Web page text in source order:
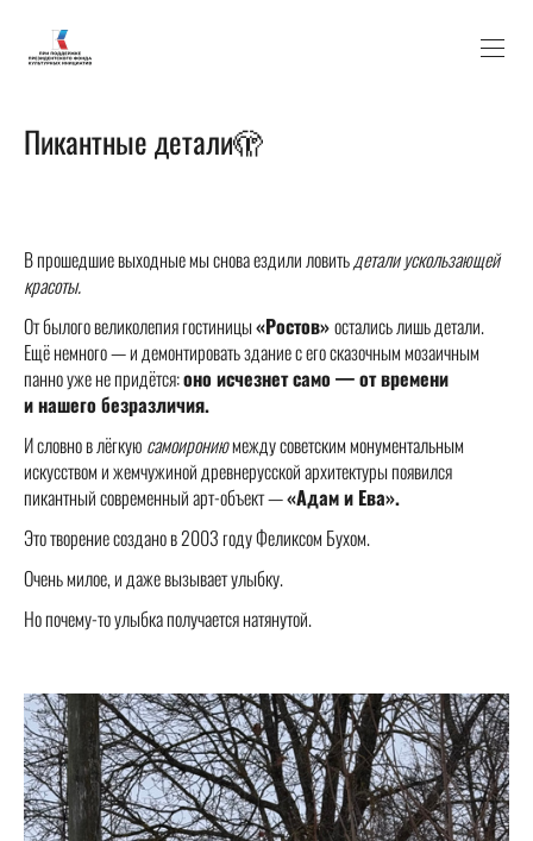
Пикантные детали🫣
В прошедшие выходные мы снова ездили ловитьдетали ускользающей
красоты.
От былого великолепия гостиницы«Ростов»остались лишь детали.
Ещё немного — и демонтировать здание с его сказочным мозаичным
панно уже не придётся:оно исчезнет само — от времени
и нашего безразличия.
И словно в лёгкую самоирониюмежду советским монументальным
искусством и жемчужиной древнерусской архитектуры появился
пикантный современный арт-объект —«Адам и Ева».
Это творение создано в 2003 году Феликсом Бухом.
Очень милое, и даже вызывает улыбку.
Но почему-то улыбка получается натянутой.